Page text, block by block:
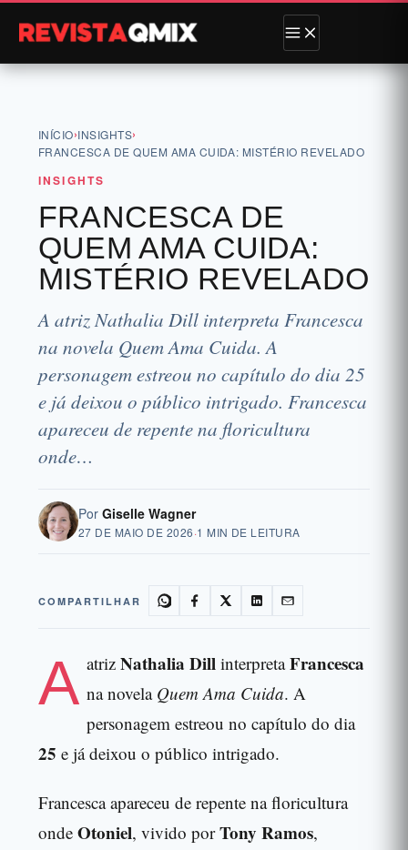
INÍCIO›INSIGHTS›
FRANCESCA DE QUEM AMA CUIDA: MISTÉRIO REVELADO
INSIGHTS
FRANCESCA DE
QUEM AMA CUIDA:
MISTÉRIO REVELADO
A atriz Nathalia Dill interpreta Francesca
na novela Quem Ama Cuida. A
personagem estreou no capítulo do dia 25
e já deixou o público intrigado. Francesca
apareceu de repente na floricultura
onde…
Por Giselle Wagner
27 DE MAIO DE 2026·1 MIN DE LEITURA
COMPARTILHAR
A atriz Nathalia Dill interpretaFrancesca
na novela Quem Ama Cuida. A
personagem estreou no capítulo do dia
25 e já deixou o público intrigado.
Francesca apareceu de repente na floricultura
onde Otoniel, vivido porTony Ramos,